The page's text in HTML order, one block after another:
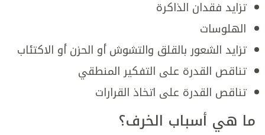
تزايد فقدان الذاكرة
الهلوسات
تزايد الشعور بالقلق والتشوش أو الحزن أو الاكتئاب
تناقص القدرة على التفكير المنطقي
تناقص القدرة على اتخاذ القرارات
ما هي أسباب الخرف؟